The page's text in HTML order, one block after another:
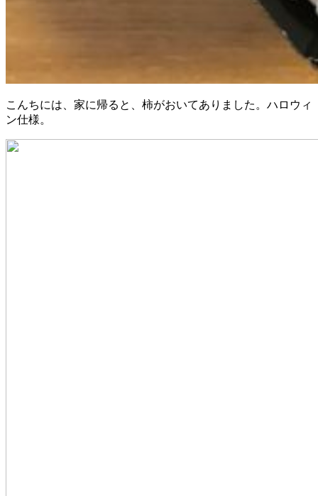
こんちには、家に帰ると、柿がおいてありました。ハロウィ
ン仕様。